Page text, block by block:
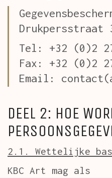
Drukpersstraat
Tel: +32 (0)2
Fax: +32 (0)2
Email:
DEEL 2: HOE
2.1. Wettelijke
KBC Art mag als